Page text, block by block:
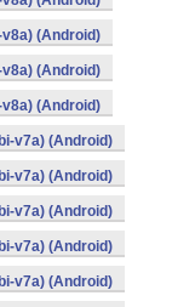
(Android)
(Android)
(Android)
v7a) (Android)
v7a) (Android)
v7a) (Android)
v7a) (Android)
v7a) (Android)